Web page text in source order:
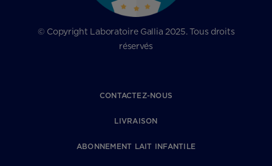
© Copyright Laboratoire Gallia 2025. Tous droits
réservés
CONTACTEZ-NOUS
LIVRAISON
ABONNEMENT LAIT INFANTILE